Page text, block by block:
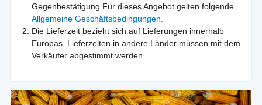
Gegenbestätigung.Für dieses Angebot gelten folgende
Allgemeine Geschäftsbedingungen.
Die Lieferzeit bezieht sich auf Lieferungen innerhalb
Europas. Lieferzeiten in andere Länder müssen mit dem
Verkäufer abgestimmt werden.